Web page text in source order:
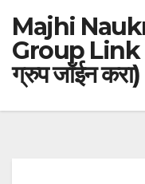
Majhi
Group Link
ग्रुप जॉईन करा)